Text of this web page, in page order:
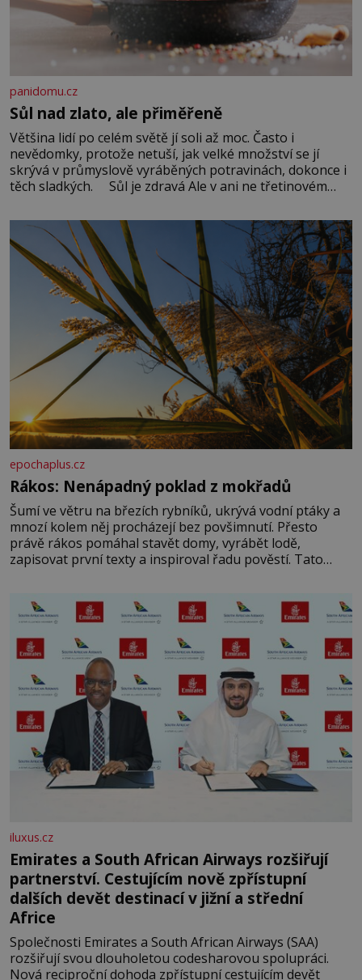
panidomu.cz
Sůl nad zlato, ale přiměřeně
Většina lidí po celém světě jí soli až moc. Často i
nevědomky, protože netuší, jak velké množství se jí
skrývá v průmyslově vyráběných potravinách, dokonce i
těch sladkých. Sůl je zdravá Ale v ani ne třetinovém
základní složky– sodík a chlór – jsou zásadní pro
správné hospodaření
epochaplus.cz
Rákos: Nenápadný poklad z mokřadů
Šumí ve větru na březích rybníků, ukrývá vodní ptáky a
mnozí kolem něj procházejí bez povšimnutí. Přesto
právě rákos pomáhal stavět domy, vyrábět lodě,
zapisovat první texty a inspiroval řadu pověstí. Tato
letního koupání. Stačí se však podívat
iluxus.cz
Emirates a South African Airways rozšiřují
partnerství. Cestujícím nově zpřístupní
dalších devět destinací v jižní a střední
Africe
Společnosti Emirates a South African Airways (SAA)
rozšiřují svou dlouholetou codesharovou spolupráci.
Nová reciproční dohoda zpřístupní cestujícím devět